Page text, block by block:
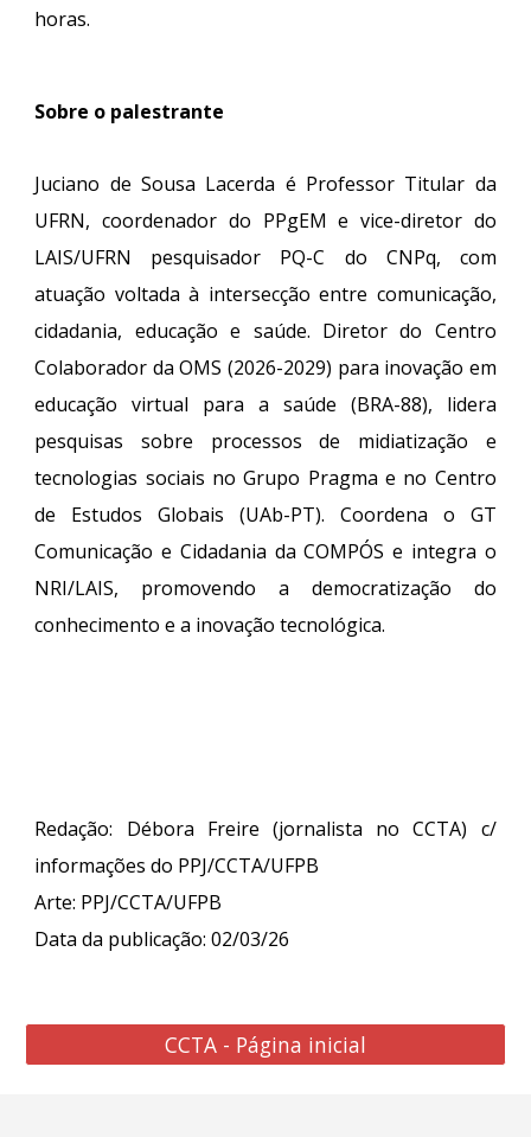
horas.
Sobre o palestrante
Juciano de Sousa Lacerda é Professor Titular da
UFRN, coordenador do PPgEM e vice-diretor do
LAIS/UFRN pesquisador PQ-C do CNPq, com
atuação voltada à intersecção entre comunicação,
cidadania, educação e saúde. Diretor do Centro
Colaborador da OMS (2026-2029) para inovação em
educação virtual para a saúde (BRA-88), lidera
pesquisas sobre processos de midiatização e
tecnologias sociais no Grupo Pragma e no Centro
de Estudos Globais (UAb-PT). Coordena o GT
Comunicação e Cidadania da COMPÓS e integra o
NRI/LAIS, promovendo a democratização do
conhecimento e a inovação tecnológica.
Redação: Débora Freire (jornalista no CCTA) c/
informações do PPJ/CCTA/UFPB
Arte: PPJ/CCTA/UFPB
Data da publicação:02/03/26
CCTA - Página inicial